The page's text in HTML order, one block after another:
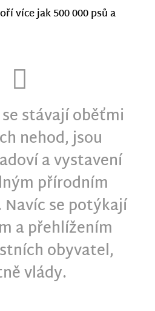
více jak 500 000 psů a
stávají oběťmi
nehod, jsou
a vystavení
přírodním
se potýkají
a přehlížením
obyvatel,
vlády.